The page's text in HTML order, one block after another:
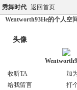
秀舞时代 返回首页
Wentworth93He的个人空间
头像
收听TA
加
给我留言
打